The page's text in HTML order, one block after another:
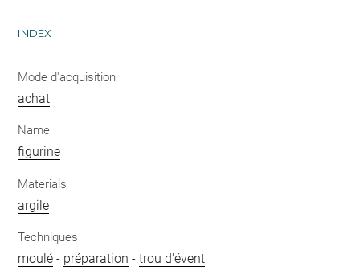
INDEX
Mode d'acquisition
achat
Name
figurine
Materials
argile
Techniques
moulé - préparation -trou d'évent